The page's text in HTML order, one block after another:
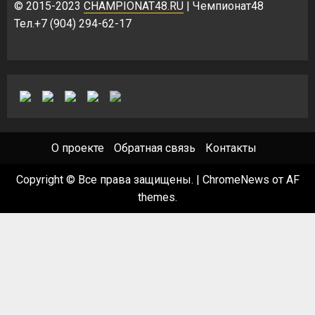
© 2015-2023 CHAMPIONAT48.RU | Чемпионат48
Тел.+7 (904) 294-62-17
О проекте Обратная связь Контакты
Copyright © Все права защищены. ChromeNews от AF
themes.